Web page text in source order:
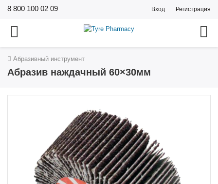
8 800 100 02 09 Вход Регистрация
Абразивный инструмент
Абразив наждачный 60×30мм